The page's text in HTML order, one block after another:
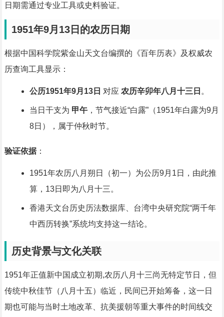
日期需通过专业工具或史料验证。
1951年9月13日的农历日期
根据中国科学院紫金山天文台编撰的《百年历表》及权威农
历查询工具显示：
公历1951年9月13日 对应 农历辛卯年八月十三日 。
当日干支为 甲午，节气接近“白露”（1951年白露为9月
8日），属于仲秋时节。
验证依据：
1951年农历八月朔日（初一）为公历9月1日，由此推
算，13日即为八月十三。
香港天文台历史历法数据库、台湾中央研究院“两千年
中西历转换”系统均支持这一结论。
历史背景与文化关联
1951年正值新中国成立初期,农历八月十三尚无特定节日，但
传统中秋佳节（八月十五）临近，民间已开始筹备，这一日
期也可能与当时土地改革、抗美援朝等重大事件的时间线交